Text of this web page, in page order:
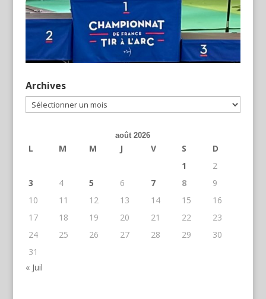
Archives
Archives
août 2026
L M M J V S
D
1
2
3
4 5 6 7 8
9
10
11 12 13 14 15
16
17
18 19 20 21 22
23
24
25 26 27 28 29
30
31
« Juil